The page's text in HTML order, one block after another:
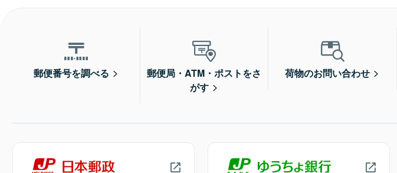
郵便番号を調べる
郵便局・ATM・ポストをさ
がす
荷物のお問い合わせ